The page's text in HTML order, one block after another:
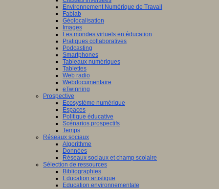
Environnement Numérique de Travail
Fablab
Géolocalisation
Images
Les mondes virtuels en éducation
Pratiques collaboratives
Podcasting
Smartphones
Tableaux numériques
Tablettes
Web radio
Webdocumentaire
eTwinning
Prospective
Ecosystème numérique
Espaces
Politique éducative
Scénarios prospectifs
Temps
Réseaux sociaux
Algorithme
Données
Réseaux sociaux et champ scolaire
Sélection de ressources
Bibliographies
Education artistique
Education environnementale